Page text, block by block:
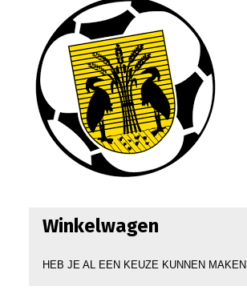
Winkelwagen
HEB JE AL EEN KEUZE KUNNEN